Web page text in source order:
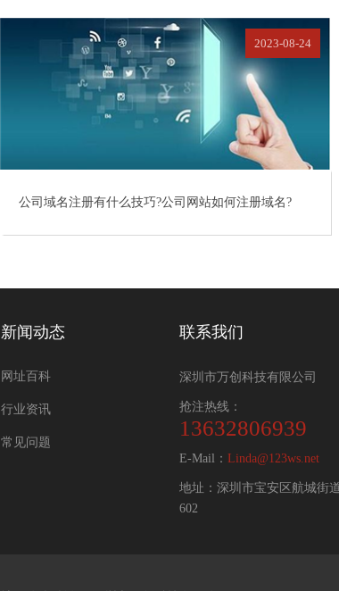
2023-08-24
公司域名注册有什么技巧?公司网站如何注册域名?
新闻动态
网址百科
行业资讯
常见问题
联系我们
深圳市万创科技有限公司
抢注热线：
13632806939
E-Mail： Linda@123ws.net
地址：深圳市宝安区航城街
602